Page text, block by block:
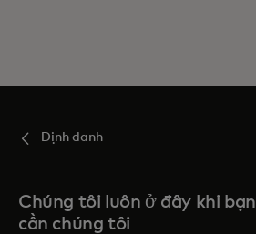
Định danh
Chúng tôi luôn ở đây khi bạn
cần chúng tôi